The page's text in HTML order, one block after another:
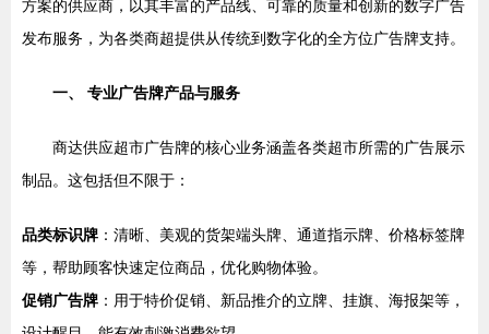
方案的供应商，以其丰富的产品线、可靠的质量和创新的数字广告
发布服务，为各类商超提供从传统到数字化的全方位广告牌支持。
一、 专业广告牌产品与服务
商达供应超市广告牌的核心业务涵盖各类超市所需的广告展示
制品。这包括但不限于：
品类标识牌 ：清晰、美观的货架端头牌、通道指示牌、价格标签牌
等，帮助顾客快速定位商品，优化购物体验。
促销广告牌 ：用于特价促销、新品推介的立牌、挂旗、海报架等，